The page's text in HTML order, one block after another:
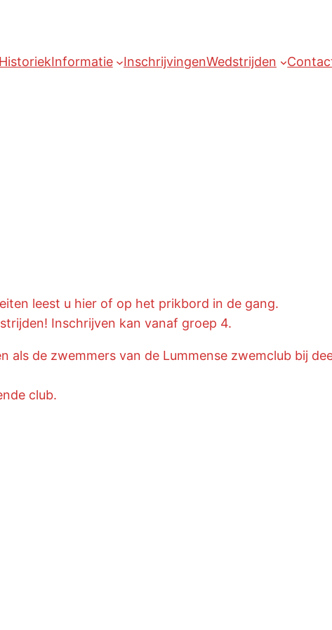
Informatie InschrijvingenWedstrijden
leest u hier of op het prikbord in de gang.
Inschrijven kan vanaf groep 4.
als de zwemmers van de Lummense zwemclub bij
club.